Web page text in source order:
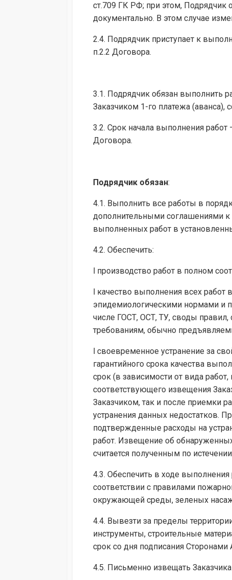
ст.709 ГК РФ; при этом, Подрядчик
документально. В этом случае
2.4. Подрядчик приступает к
п.2.2 Договора.
3.1. Подрядчик обязан выполнить
Заказчиком 1-го платежа (аванса),
3.2. Срок начала выполнения работ
Договора.
Подрядчик обязан:
4.1. Выполнить все работы в
дополнительными соглашениями к
выполненных работ в
4.2. Обеспечить:
l производство работ в полном
l качество выполнения всех работ
эпидемиологическими нормами и
числе ГОСТ, ОСТ, ТУ, своды
требованиям, обычно
l своевременное устранение за
гарантийного срока качества
срок (в зависимости от вида
соответствующего извещения
Заказчиком, так и после приемки
устранения данных недостатков.
подтвержденные расходы на
работ. Извещение об
считается полученным по
4.3. Обеспечить в ходе
соответствии с правилами
окружающей среды, зеленых
4.4. Вывезти за пределы
инструменты, строительные
срок со дня подписания
4.5. Письменно извещать